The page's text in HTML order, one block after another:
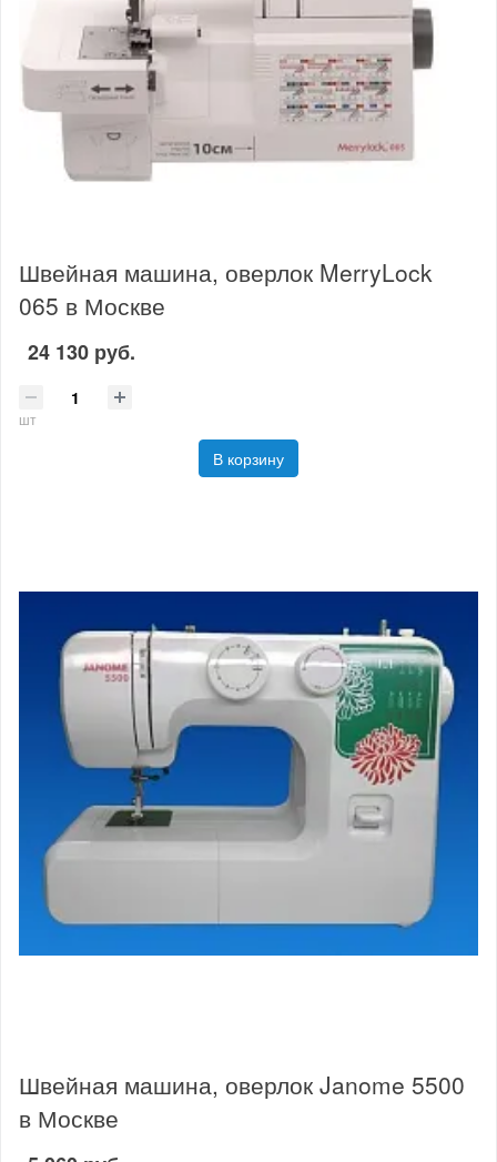
Швейная машина, оверлок MerryLock
065 в Москве
24 130 руб.
шт
В корзину
Швейная машина, оверлок Janome 5500
в Москве